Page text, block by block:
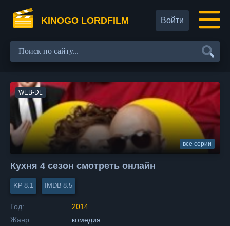
KINOGO LORDFILM Войти
WEB-DL
все серии
Кухня 4 сезон смотреть онлайн
8.1 8.5
Год:
2014
Жанр:
комедия